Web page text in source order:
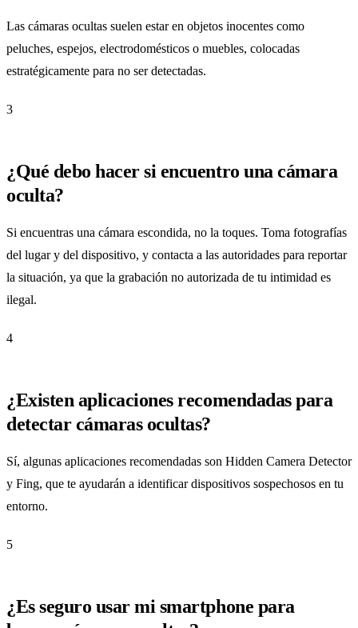
Las cámaras ocultas suelen estar en objetos inocentes como
peluches, espejos, electrodomésticos o muebles, colocadas
estratégicamente para no ser detectadas.
3
¿Qué debo hacer si encuentro una cámara
oculta?
Si encuentras una cámara escondida, no la toques. Toma fotografías
del lugar y del dispositivo, y contacta a las autoridades para reportar
la situación, ya que la grabación no autorizada de tu intimidad es
ilegal.
4
¿Existen aplicaciones recomendadas para
detectar cámaras ocultas?
Sí, algunas aplicaciones recomendadas son Hidden Camera Detector
y Fing, que te ayudarán a identificar dispositivos sospechosos en tu
entorno.
5
¿Es seguro usar mi smartphone para